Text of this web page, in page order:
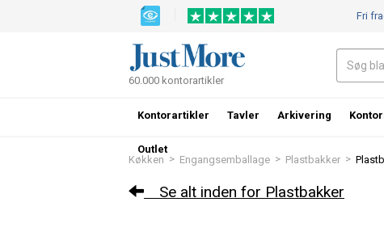
Køkken > Engangsemballage > Plastbakker >
Se alt inden for Plastbakker
Fri
60.000 kontorartikler
Kontorartikler Tavler Arkivering
Outlet